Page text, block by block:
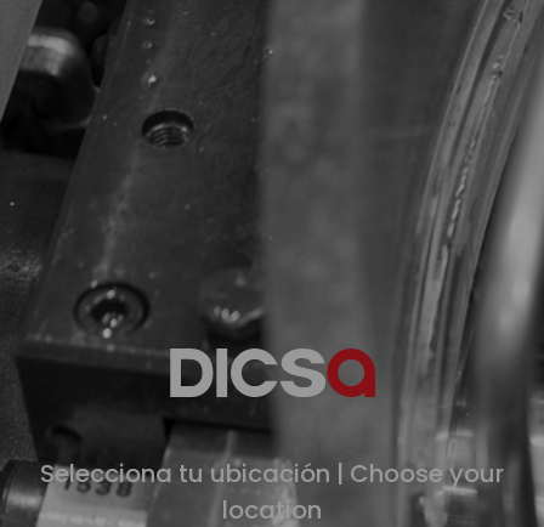
Selecciona tu ubicación | Choose your
location